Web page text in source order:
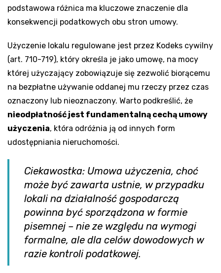
podstawowa różnica ma kluczowe znaczenie dla
konsekwencji podatkowych obu stron umowy.
Użyczenie lokalu regulowane jest przez Kodeks cywilny
(art. 710-719), który określa je jako umowę, na mocy
której użyczający zobowiązuje się zezwolić biorącemu
na bezpłatne używanie oddanej mu rzeczy przez czas
oznaczony lub nieoznaczony. Warto podkreślić, że
nieodpłatność jest fundamentalną cechą umowy
użyczenia, która odróżnia ją od innych form
udostępniania nieruchomości.
Ciekawostka: Umowa użyczenia, choć
może być zawarta ustnie, w przypadku
lokali na działalność gospodarczą
powinna być sporządzona w formie
pisemnej – nie ze względu na wymogi
formalne, ale dla celów dowodowych w
razie kontroli podatkowej.